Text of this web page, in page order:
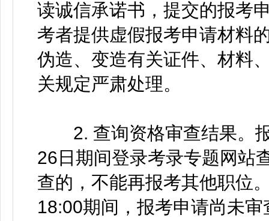
读诚信承诺书，提交的报考
考者提供虚假报考申请材料
伪造、变造有关证件、材料
关规定严肃处理。
2. 查询资格审查结果。报
26日期间登录考录专题网站
查的，不能再报考其他职位
18:00期间，报考申请尚未